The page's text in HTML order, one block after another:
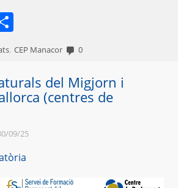
,CEP Manacor 0
del Migjorn i
(centres de
09/25